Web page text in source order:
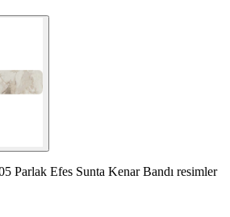
Parlak Efes Sunta Kenar Bandı resimler